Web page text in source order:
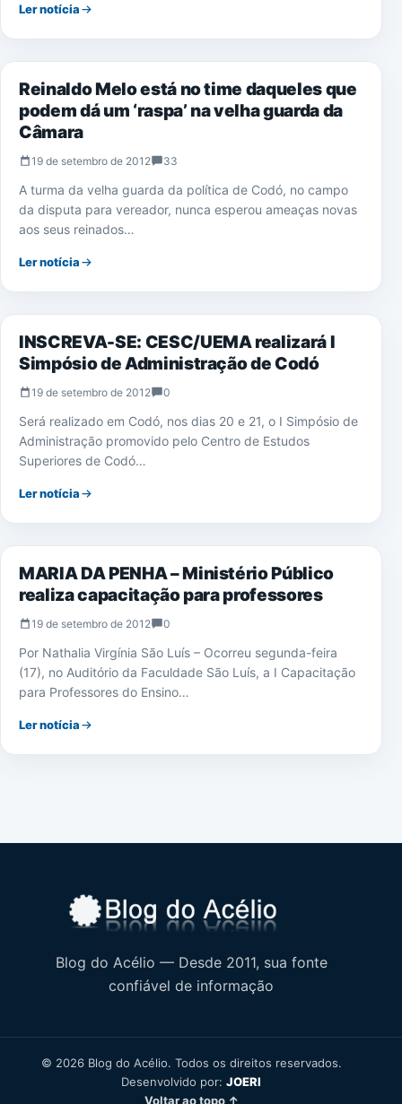
Ler notícia
ELEIÇÕES 2012
Reinaldo Melo está no time daqueles que
podem dá um ‘raspa’ na velha guarda da
Câmara
19 de setembro de 2012 33
A turma da velha guarda da política de Codó, no campo
da disputa para vereador, nunca esperou ameaças novas
aos seus reinados…
Ler notícia
EDUCAÇÃO
INSCREVA-SE: CESC/UEMA realizará I
Simpósio de Administração de Codó
19 de setembro de 2012 0
Será realizado em Codó, nos dias 20 e 21, o I Simpósio de
Administração promovido pelo Centro de Estudos
Superiores de Codó…
Ler notícia
NOTÍCIAS
MARIA DA PENHA – Ministério Público
realiza capacitação para professores
19 de setembro de 2012 0
Por Nathalia Virgínia São Luís – Ocorreu segunda-feira
(17), no Auditório da Faculdade São Luís, a I Capacitação
para Professores do Ensino…
Ler notícia
Blog do Acélio — Desde 2011, sua fonte
confiável de informação
© 2026 Blog do Acélio. Todos os direitos reservados.
Desenvolvido por: JOERI
Voltar ao topo ↑